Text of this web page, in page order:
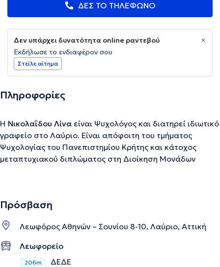
ΔΕΣ ΤΟ ΤΗΛΕΦΩΝΟ
Δεν υπάρχει δυνατότητα online ραντεβού
Εκδήλωσε το ενδιαφέρον σου
Στείλε αίτημα
Πληροφορίες
Η Νικολαΐδου Λίνα είναι Ψυχολόγος και διατηρεί ιδιωτικό
γραφείο στο Λαύριο. Είναι απόφοιτη του τμήματος
Ψυχολογίας του Πανεπιστημίου Κρήτης και κάτοχος
μεταπτυχιακού διπλώματος στη Διοίκηση Μονάδων
κοινωνικο-οικονομικής επανένταξης και της συνεχούς
αυτού του προγράμματος ακολούθησε μια διακρατική
εκπαίδευση στη Δανία, όπως και στο ΚΕΠΕΠ Αγίου
Δημητρίου Θεσσαλονίκης. Στο παρελθόν είχε εργαστεί
για κάποιο διάστημα στο προσωπικό του Ψυχιατρικού
Πρόσβαση
Λεωφόρος Αθηνών – Σουνίου 8-10, Λαύριο, Αττική
Λεωφορείο
206m ΔΕΔΕ